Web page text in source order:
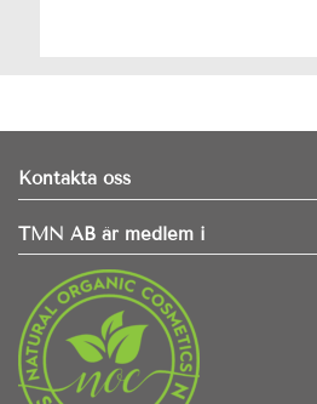
Kontakta oss
TMN AB är medlem i